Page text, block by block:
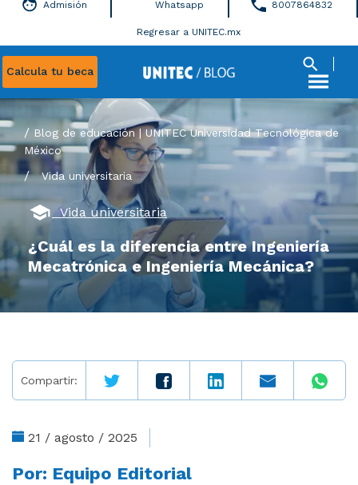
Calcula tu beca
Admisión Whatsapp 8007864832
Regresar a UNITEC.mx
Blog de educación | UNITEC Universidad Tecnológica de
México
/Vida universitaria
Vida universitaria
¿Cuál es la diferencia entre Ingeniería
Mecatrónica e Ingeniería Mecánica?
Compartir:
21 / agosto / 2025
Por: Equipo Editorial